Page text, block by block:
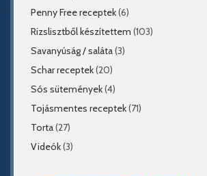
Penny Free receptek(6)
Rizslisztből készítettem (103)
Savanyúság / saláta(3)
Schar receptek(20)
Sós sütemények(4)
Tojásmentes receptek(71)
Torta(27)
Videók(3)